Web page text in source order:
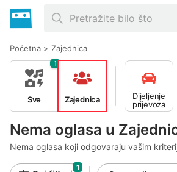
Početna > Zajednica
Nema oglasa u
Nema oglasa koji odgovaraju vašim
Sve
1
Zajednica
Dijeljenje
prijevoza
1